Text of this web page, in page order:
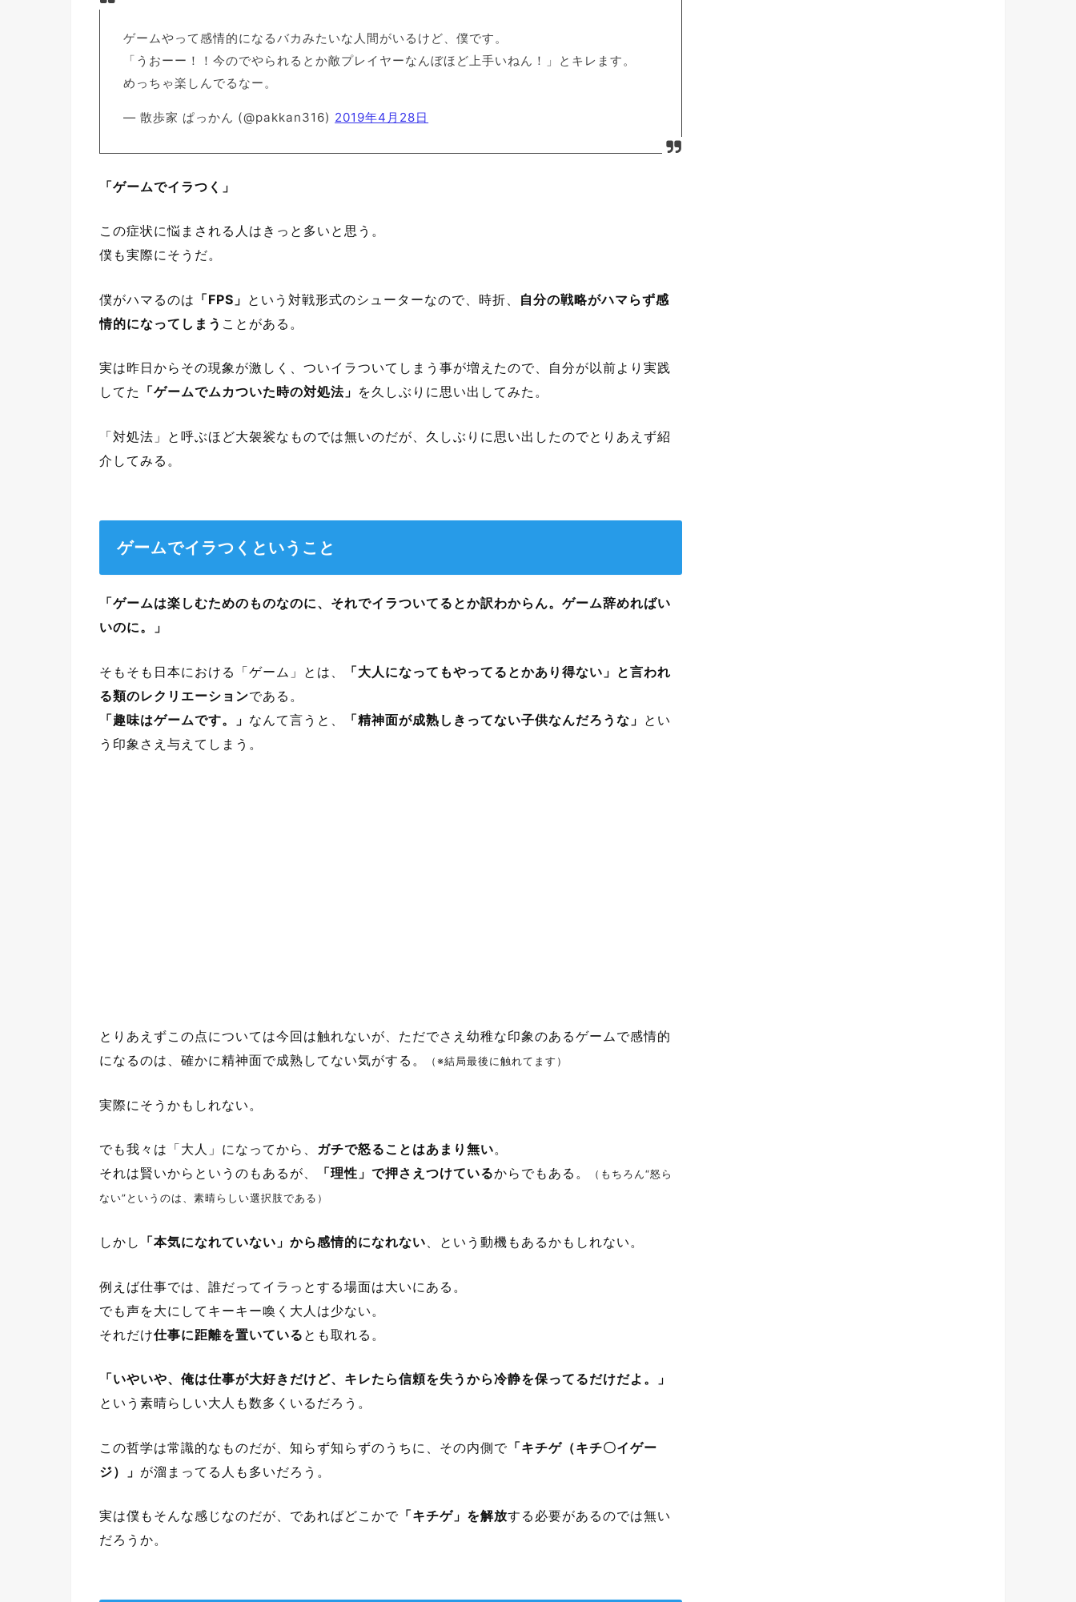
ゲームやって感情的になるバカみたいな人間がいるけど、僕です。
「うおーー！！今のでやられるとか敵プレイヤーなんぼほど上手いねん！」とキレます。
めっちゃ楽しんでるなー。
— 散歩家 ぱっかん (@pakkan316) 2019年4月28日
「ゲームでイラつく」
この症状に悩まされる人はきっと多いと思う。
僕も実際にそうだ。
僕がハマるのは 「FPS」 という対戦形式のシューターなので、時折、 自分の戦略がハマらず感
情的になってしまう ことがある。
実は昨日からその現象が激しく、ついイラついてしまう事が増えたので、自分が以前より実践
してた 「ゲームでムカついた時の対処法」 を久しぶりに思い出してみた。
「対処法」と呼ぶほど大袈裟なものでは無いのだが、久しぶりに思い出したのでとりあえず紹
介してみる。
ゲームでイラつくということ
「ゲームは楽しむためのものなのに、それでイラついてるとか訳わからん。ゲーム辞めればい
いのに。」
そもそも日本における「ゲーム」とは、
「大人になってもやってるとかあり得ない」と言われ
る類のレクリエーションである。
「趣味はゲームです。」 なんて言うと、 「精神面が成熟しきってない子供なんだろうな」 とい
う印象さえ与えてしまう。
とりあえずこの点については今回は触れないが、ただでさえ幼稚な印象のあるゲームで感情的
になるのは、確かに精神面で成熟してない気がする。
（※結局最後に触れてます）
実際にそうかもしれない。
でも我々は「大人」になってから、 ガチで怒ることはあまり無い。
それは賢いからというのもあるが、
「理性」で押さえつけているからでもある。
（もちろん“怒ら
ない”というのは、素晴らしい選択肢である）
しかし 「本気になれていない」から感情的になれない 、という動機もあるかもしれない。
例えば仕事では、誰だってイラっとする場面は大いにある。
でも声を大にしてキーキー喚く大人は少ない。
それだけ仕事に距離を置いている とも取れる。
「いやいや、俺は仕事が大好きだけど、キレたら信頼を失うから冷静を保ってるだけだよ。」
という素晴らしい大人も数多くいるだろう。
この哲学は常識的なものだが、知らず知らずのうちに、その内側で 「キチゲ（キチ〇イゲー
ジ）」 が溜まってる人も多いだろう。
実は僕もそんな感じなのだが、であればどこかで 「キチゲ」を解放する必要があるのでは無い
だろうか。